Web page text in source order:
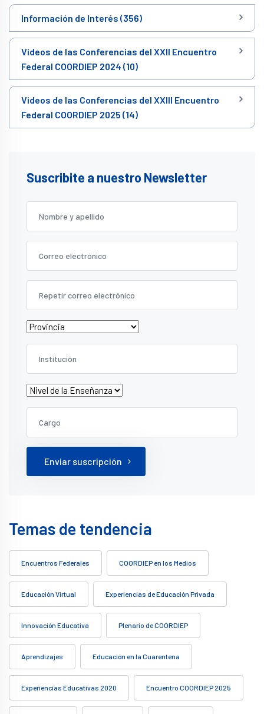
Información de Interés (356)
Videos de las Conferencias del XXII Encuentro
Federal COORDIEP 2024 (10)
Videos de las Conferencias del XXIII Encuentro
Federal COORDIEP 2025 (14)
Suscribite a nuestro Newsletter
Enviar suscripción
Temas de tendencia
Encuentros Federales COORDIEP en los Medios
Educación Virtual Experiencias de Educación Privada
Innovación Educativa Plenario de COORDIEP
Aprendizajes Educación en la Cuarentena
Experiencias Educativas 2020 Encuentro COORDIEP 2025